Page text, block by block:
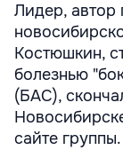
Лидер, автор
Костюшкин,
болезнью
(БАС),
сайте группы.